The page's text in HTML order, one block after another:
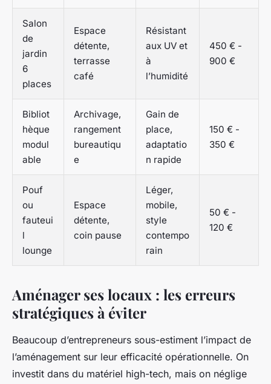
Salon
de
jardin
6
places
Espace
détente,
terrasse
café
Résistant
aux UV et
à
l’humidité
450 € -
900 €
Bibliot
hèque
modul
able
Archivage,
rangement
bureautiqu
e
Gain de
place,
adaptatio
n rapide
150 € -
350 €
Pouf
ou
fauteui
l
lounge
Espace
détente,
coin pause
Léger,
mobile,
style
contempo
rain
50 € -
120 €
Aménager ses locaux : les erreurs
stratégiques à éviter
Beaucoup d’entrepreneurs sous-estiment l’impact de
l’aménagement sur leur efficacité opérationnelle. On
investit dans du matériel high-tech, mais on néglige